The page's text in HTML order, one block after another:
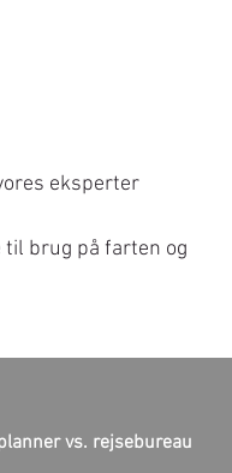
eksperter
brug på farten og
vs. rejsebureau